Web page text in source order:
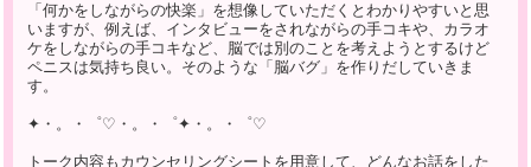
「何かをしながらの快楽」を想像していただくとわかりやすいと思
いますが、例えば、インタビューをされながらの手コキや、カラオ
ケをしながらの手コキなど、脳では別のことを考えようとするけど
ペニスは気持ち良い。そのような「脳バグ」を作りだしていきま
す。
✦・。・゜♡・。・゜✦・。・゜♡
トーク内容もカウンセリングシートを用意して、どんなお話をした